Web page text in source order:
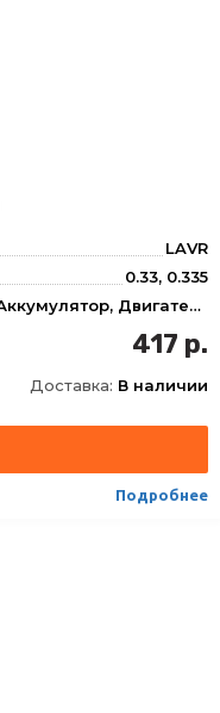
LAVR
0.33, 0.335
Контакты, Аккумулятор, Двигатель
335 мл
52
52
±30˚С
3814009000
417 р.
Доставка: В наличии
Подробнее